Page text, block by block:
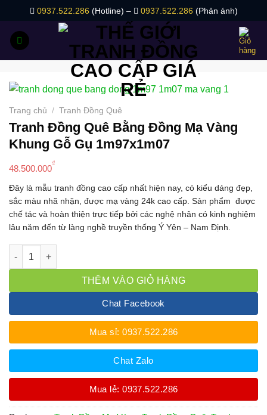
nội
dung
0937.522.286 (Hotline) – 0937.522.286 (Phản ánh)
Trang chủ / Tranh Đồng Quê
Tranh Đồng Quê Bằng Đồng Mạ Vàng
Khung Gỗ Gụ 1m97x1m07
48.500.000
₫
Đây là mẫu tranh đồng cao cấp nhất hiện nay, có kiểu dáng đẹp,
sắc màu nhã nhặn, được mạ vàng 24k cao cấp. Sản phẩm được
chế tác và hoàn thiện trực tiếp bởi các nghệ nhân có kinh nghiệm
lâu năm đến từ làng nghề truyền thống Ý Yên – Nam Định.
Tranh Đồng Quê Bằng Đồng Mạ Vàng Khung Gỗ Gụ
THÊM VÀO GIỎ HÀNG
Chat Facebook
Mua sỉ: 0937.522.286
Chat Zalo
Mua lẻ: 0937.522.286